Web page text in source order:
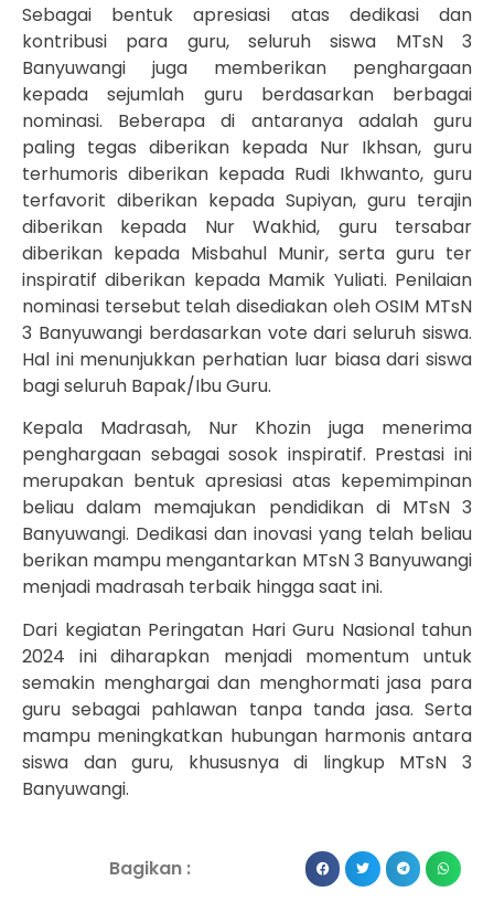
Sebagai bentuk apresiasi atas dedikasi dan
kontribusi para guru, seluruh siswa MTsN 3
Banyuwangi juga memberikan penghargaan
kepada sejumlah guru berdasarkan berbagai
nominasi. Beberapa di antaranya adalah guru
paling tegas diberikan kepada Nur Ikhsan, guru
terhumoris diberikan kepada Rudi Ikhwanto, guru
terfavorit diberikan kepada Supiyan, guru terajin
diberikan kepada Nur Wakhid, guru tersabar
diberikan kepada Misbahul Munir, serta guru ter
inspiratif diberikan kepada Mamik Yuliati. Penilaian
nominasi tersebut telah disediakan oleh OSIM MTsN
3 Banyuwangi berdasarkan vote dari seluruh siswa.
Hal ini menunjukkan perhatian luar biasa dari siswa
bagi seluruh Bapak/Ibu Guru.
Kepala Madrasah, Nur Khozin juga menerima
penghargaan sebagai sosok inspiratif. Prestasi ini
merupakan bentuk apresiasi atas kepemimpinan
beliau dalam memajukan pendidikan di MTsN 3
Banyuwangi. Dedikasi dan inovasi yang telah beliau
berikan mampu mengantarkan MTsN 3 Banyuwangi
menjadi madrasah terbaik hingga saat ini.
Dari kegiatan Peringatan Hari Guru Nasional tahun
2024 ini diharapkan menjadi momentum untuk
semakin menghargai dan menghormati jasa para
guru sebagai pahlawan tanpa tanda jasa. Serta
mampu meningkatkan hubungan harmonis antara
siswa dan guru, khususnya di lingkup MTsN 3
Banyuwangi.
Bagikan :